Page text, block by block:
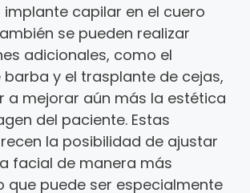
capilar en el cuero
se pueden realizar
adicionales, como el
y el trasplante de cejas,
a mejorar aún más la estética
del paciente. Estas
la posibilidad de ajustar
facial de manera más
que puede ser especialmente